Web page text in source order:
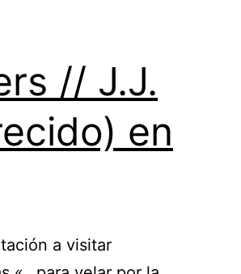
// J.J.
en
a visitar